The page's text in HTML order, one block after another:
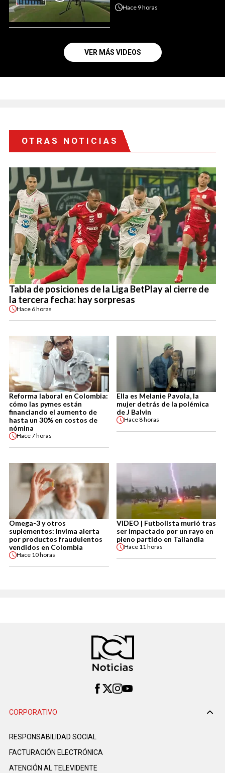
Hace 9 horas
VER MÁS VIDEOS
OTRAS NOTICIAS
Tabla de posiciones de la Liga BetPlay al cierre de
la tercera fecha: hay sorpresas
Hace 6 horas
Reforma laboral en Colombia:
cómo las pymes están
financiando el aumento de
hasta un 30% en costos de
nómina
Hace7 horas
Ella es Melanie Pavola, la
mujer detrás de la polémica
de J Balvin
Hace8 horas
Omega-3 y otros
suplementos: Invima alerta
por productos fraudulentos
vendidos en Colombia
Hace 10 horas
VIDEO | Futbolista murió tras
ser impactado por un rayo en
pleno partido en Tailandia
Hace 11 horas
CORPORATIVO
RESPONSABILIDAD SOCIAL
FACTURACIÓN ELECTRÓNICA
ATENCIÓN AL TELEVIDENTE